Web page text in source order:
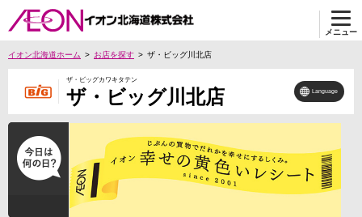
メニュー
イオン北海道ホーム お店を探す ザ・ビッグ川北店
ザ・ビッグカワキタテン
ザ・ビッグ川北店 Language